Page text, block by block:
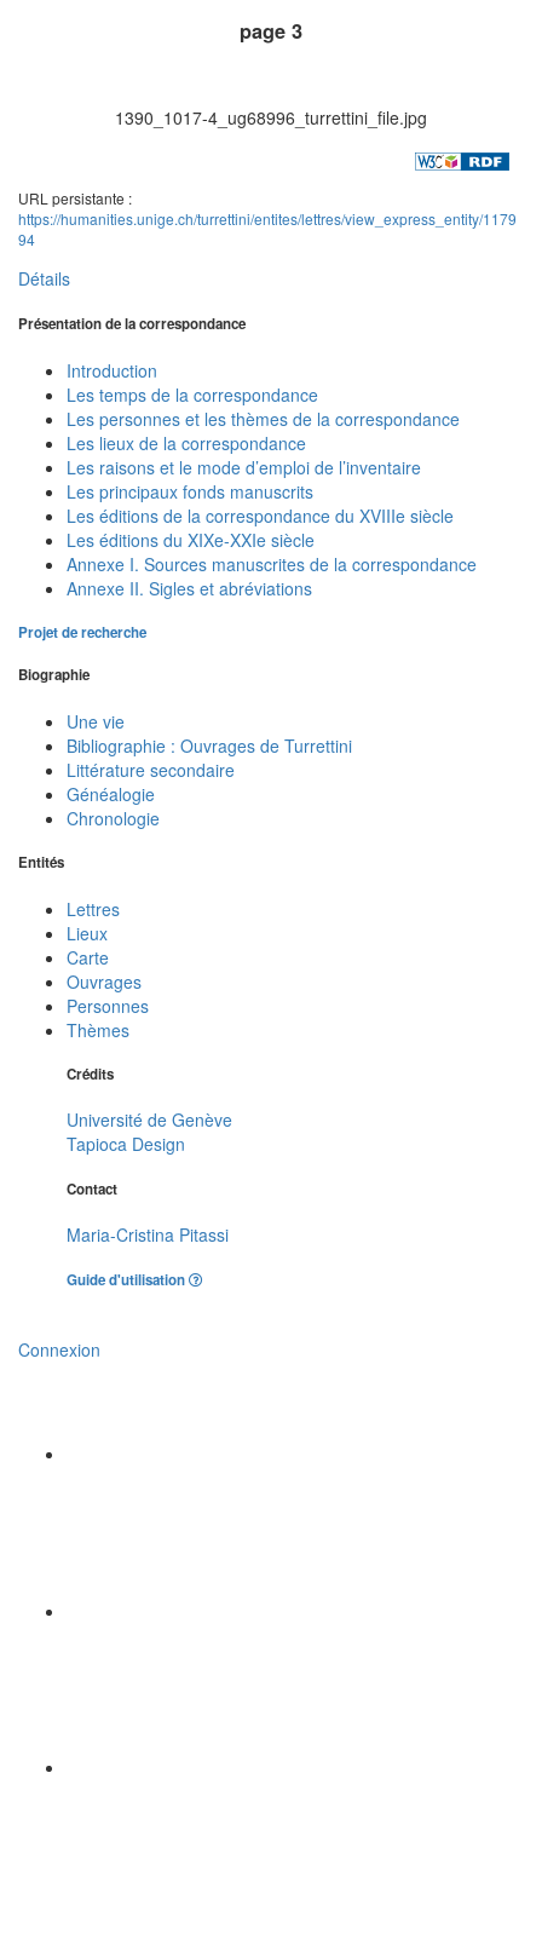
page 3
1390_1017-4_ug68996_turrettini_file.jpg
URL persistante :
https://humanities.unige.ch/turrettini/entites/lettres/view_express_entity/1179
94
Détails
Présentation de la correspondance
Introduction
Les temps de la correspondance
Les personnes et les thèmes de la correspondance
Les lieux de la correspondance
Les raisons et le mode d’emploi de l’inventaire
Les principaux fonds manuscrits
Les éditions de la correspondance du XVIIIe siècle
Les éditions du XIXe-XXIe siècle
Annexe I. Sources manuscrites de la correspondance
Annexe II. Sigles et abréviations
Projet de recherche
Biographie
Une vie
Bibliographie : Ouvrages de Turrettini
Littérature secondaire
Généalogie
Chronologie
Entités
Lettres
Lieux
Carte
Ouvrages
Personnes
Thèmes
Crédits
Université de Genève
Tapioca Design
Contact
Maria-Cristina Pitassi
Guide d'utilisation
Connexion